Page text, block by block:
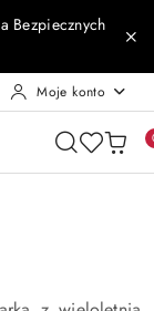
Bezpiecznych
Moje konto